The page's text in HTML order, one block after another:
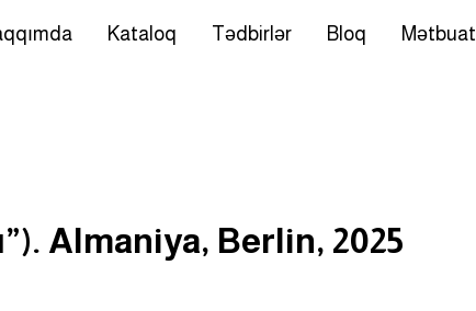
Kataloq Tədbirlər Bloq Mətbuat
Almaniya, Berlin, 2025